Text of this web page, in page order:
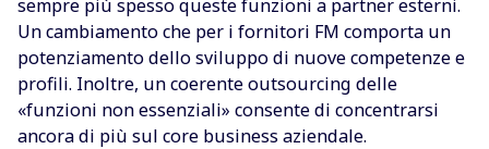
sempre più spesso queste funzioni a partner esterni.
Un cambiamento che per i fornitori FM comporta un
potenziamento dello sviluppo di nuove competenze e
profili. Inoltre, un coerente outsourcing delle
«funzioni non essenziali» consente di concentrarsi
ancora di più sul core business aziendale.